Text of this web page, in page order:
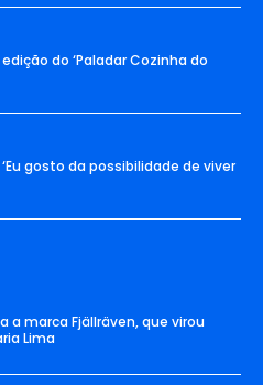
do ‘Paladar Cozinha do
gosto da possibilidade de viver
a marca Fjällräven, que virou
Lima